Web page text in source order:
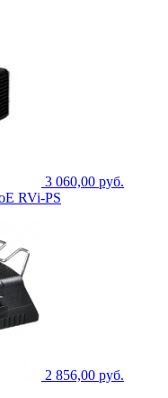
3 060,00 руб.
RVi-PS
2 856,00 руб.